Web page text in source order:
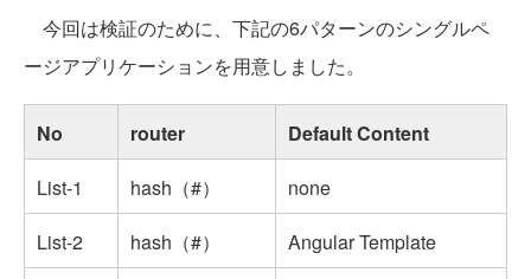
今回は検証のために、下記の6パターンのシングルペ
ージアプリケーションを用意しました。
No router
Default Content
List-1
hash（#）
none
List-2
hash（#）
Angular Template